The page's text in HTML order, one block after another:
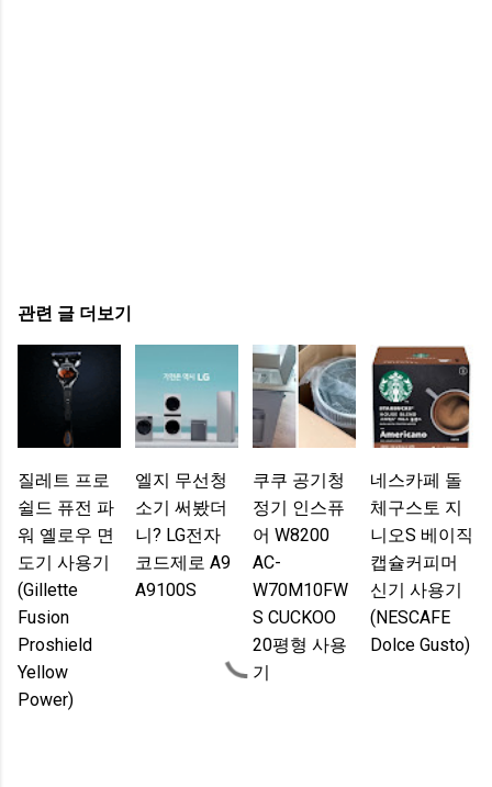
관련 글 더보기
질레트 프로
쉴드 퓨전 파
워 옐로우 면
도기 사용기
(Gillette
Fusion
Proshield
Yellow
Power)
엘지 무선청
소기 써봤더
니? LG전자
코드제로 A9
A9100S
쿠쿠 공기청
정기 인스퓨
어 W8200
AC-
W70M10FW
S CUCKOO
20평형 사용
기
네스카페 돌
체구스토 지
니오S 베이직
캡슐커피머
신기 사용기
(NESCAFE
Dolce Gusto)